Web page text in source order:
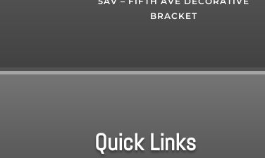
BRACKET
Quick Links